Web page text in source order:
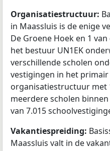
Organisatiestructuur:
in Maassluis is de enige
De Groene Hoek en 1
het bestuur UN1EK
verschillende scholen
vestigingen in het
organisatiestructuur met
meerdere scholen
van 7.015
Vakantiespreiding:
Maassluis valt in de